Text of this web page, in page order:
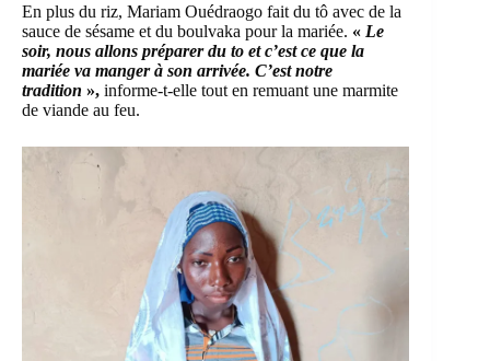
En plus du riz, Mariam Ouédraogo fait du tô avec de la
sauce de sésame et du boulvaka pour la mariée. « Le
soir, nous allons préparer du to et c’est ce que la
mariée va manger à son arrivée. C’est notre
tradition », informe-t-elle tout en remuant une marmite
de viande au feu.